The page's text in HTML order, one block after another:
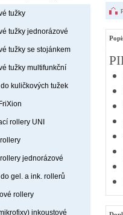
tužky
tužky jednorázové
tužky se stojánkem
tužky multifunkční
kuličkových tužek
rollery UNI
jednorázové
gel. a ink. rollerů
rollery
inkoustové